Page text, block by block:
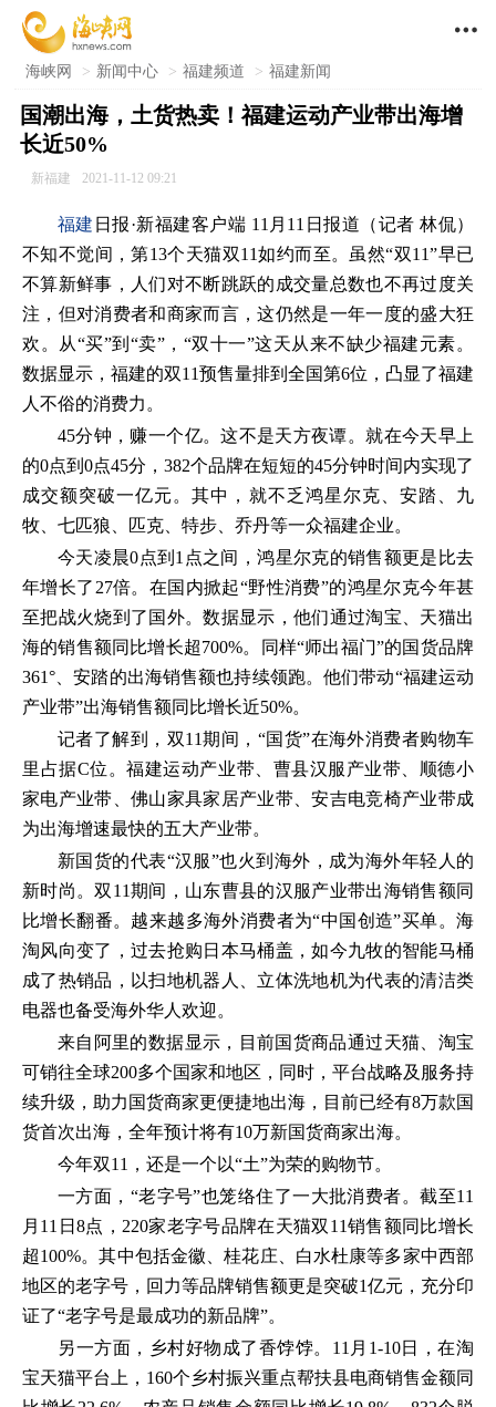

海峡网 > 新闻中心 > 福建频道 > 福建新闻
国潮出海，土货热卖！​福建运动产业带出海增
长近50%
新福建 2021-11-12 09:21
福建 日报·新福建客户端 11月11日报道（记者 林侃）
不知不觉间，第13个天猫双11如约而至。虽然“双11”早已
不算新鲜事，人们对不断跳跃的成交量总数也不再过度关
注，但对消费者和商家而言，这仍然是一年一度的盛大狂
欢。从“买”到“卖”，“双十一”这天从来不缺少福建元素。
数据显示，福建的双11预售量排到全国第6位，凸显了福建
人不俗的消费力。
45分钟，赚一个亿。这不是天方夜谭。就在今天早上
的0点到0点45分，382个品牌在短短的45分钟时间内实现了
成交额突破一亿元。其中，就不乏鸿星尔克、安踏、九
牧、七匹狼、匹克、特步、乔丹等一众福建企业。
今天凌晨0点到1点之间，鸿星尔克的销售额更是比去
年增长了27倍。在国内掀起“野性消费”的鸿星尔克今年甚
至把战火烧到了国外。数据显示，他们通过淘宝、天猫出
海的销售额同比增长超700%。同样“师出福门”的国货品牌
361°、安踏的出海销售额也持续领跑。他们带动“福建运动
产业带”出海销售额同比增长近50%。
记者了解到，双11期间，“国货”在海外消费者购物车
里占据C位。福建运动产业带、曹县汉服产业带、顺德小
家电产业带、佛山家具家居产业带、安吉电竞椅产业带成
为出海增速最快的五大产业带。
新国货的代表“汉服”也火到海外，成为海外年轻人的
新时尚。双11期间，山东曹县的汉服产业带出海销售额同
比增长翻番。越来越多海外消费者为“中国创造”买单。海
淘风向变了，过去抢购日本马桶盖，如今九牧的智能马桶
成了热销品，以扫地机器人、立体洗地机为代表的清洁类
电器也备受海外华人欢迎。
来自阿里的数据显示，目前国货商品通过天猫、淘宝
可销往全球200多个国家和地区，同时，平台战略及服务持
续升级，助力国货商家更便捷地出海，目前已经有8万款国
货首次出海，全年预计将有10万新国货商家出海。
今年双11，还是一个以“土”为荣的购物节。
一方面，“老字号”也笼络住了一大批消费者。截至11
月11日8点，220家老字号品牌在天猫双11销售额同比增长
超100%。其中包括金徽、桂花庄、白水杜康等多家中西部
地区的老字号，回力等品牌销售额更是突破1亿元，充分印
证了“老字号是最成功的新品牌”。
另一方面，乡村好物成了香饽饽。11月1-10日，在淘
宝天猫平台上，160个乡村振兴重点帮扶县电商销售金额同